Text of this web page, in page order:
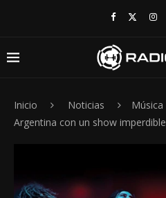
Inicio Noticias Música
Argentina con un show imperdible